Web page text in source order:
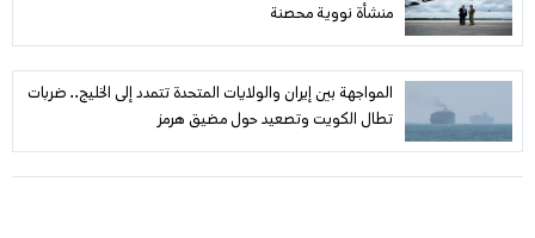
منشأة نووية محصنة
المواجهة بين إيران والولايات المتحدة تتمدد إلى الخليج.. ضربات
تطال الكويت وتصعيد حول مضيق هرمز